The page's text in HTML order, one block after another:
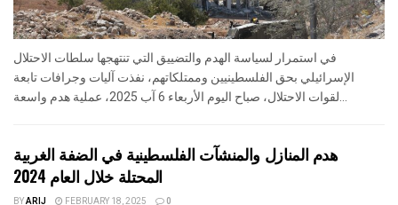
في استمرار لسياسة الهدم والتضييق التي تنتهجها سلطات الاحتلال
الإسرائيلي بحق الفلسطينيين وممتلكاتهم، نفذت آليات وجرافات تابعة
لقوات الاحتلال، صباح اليوم الأربعاء 6 آب 2025، عملية هدم واسعة...
هدم المنازل والمنشآت الفلسطينية في الضفة الغربية
المحتلة خلال العام 2024
BYARIJ FEBRUARY 18, 2025 0